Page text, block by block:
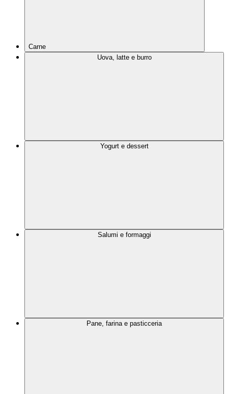
Carne
Uova, latte e burro
Yogurt e dessert
Salumi e formaggi
Pane, farina e pasticceria